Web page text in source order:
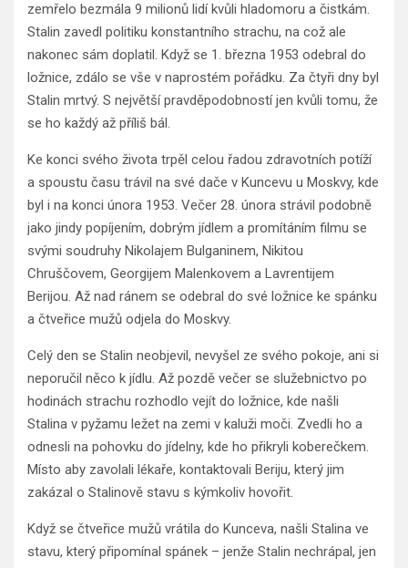
zemřelo bezmála 9 milionů lidí kvůli hladomoru a čistkám.
Stalin zavedl politiku konstantního strachu, na což ale
nakonec sám doplatil. Když se 1. března 1953 odebral do
ložnice, zdálo se vše v naprostém pořádku. Za čtyři dny byl
Stalin mrtvý. S největší pravděpodobností jen kvůli tomu, že
se ho každý až příliš bál.
Ke konci svého života trpěl celou řadou zdravotních potíží
a spoustu času trávil na své dače v Kuncevu u Moskvy, kde
byl i na konci února 1953. Večer 28. února strávil podobně
jako jindy popíjením, dobrým jídlem a promítáním filmu se
svými soudruhy Nikolajem Bulganinem, Nikitou
Chruščovem, Georgijem Malenkovem a Lavrentijem
Berijou. Až nad ránem se odebral do své ložnice ke spánku
a čtveřice mužů odjela do Moskvy.
Celý den se Stalin neobjevil, nevyšel ze svého pokoje, ani si
neporučil něco k jídlu. Až pozdě večer se služebnictvo po
hodinách strachu rozhodlo vejít do ložnice, kde našli
Stalina v pyžamu ležet na zemi v kaluži moči. Zvedli ho a
odnesli na pohovku do jídelny, kde ho přikryli koberečkem.
Místo aby zavolali lékaře, kontaktovali Beriju, který jim
zakázal o Stalinově stavu s kýmkoliv hovořit.
Když se čtveřice mužů vrátila do Kunceva, našli Stalina ve
stavu, který připomínal spánek – jenže Stalin nechrápal, jen